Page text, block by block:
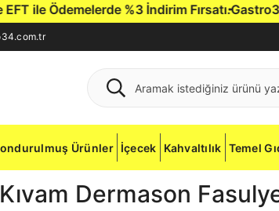
ile Ödemelerde %3 İndirim Fırsatı.Gastro34
Ürünler İçecek Kahvaltılık Temel
Kıvam Dermason